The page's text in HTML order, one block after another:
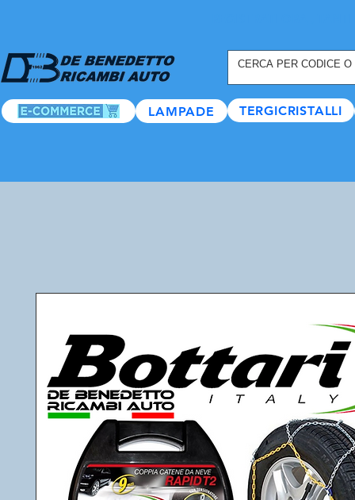
LAMPADE TERGICRISTALLI